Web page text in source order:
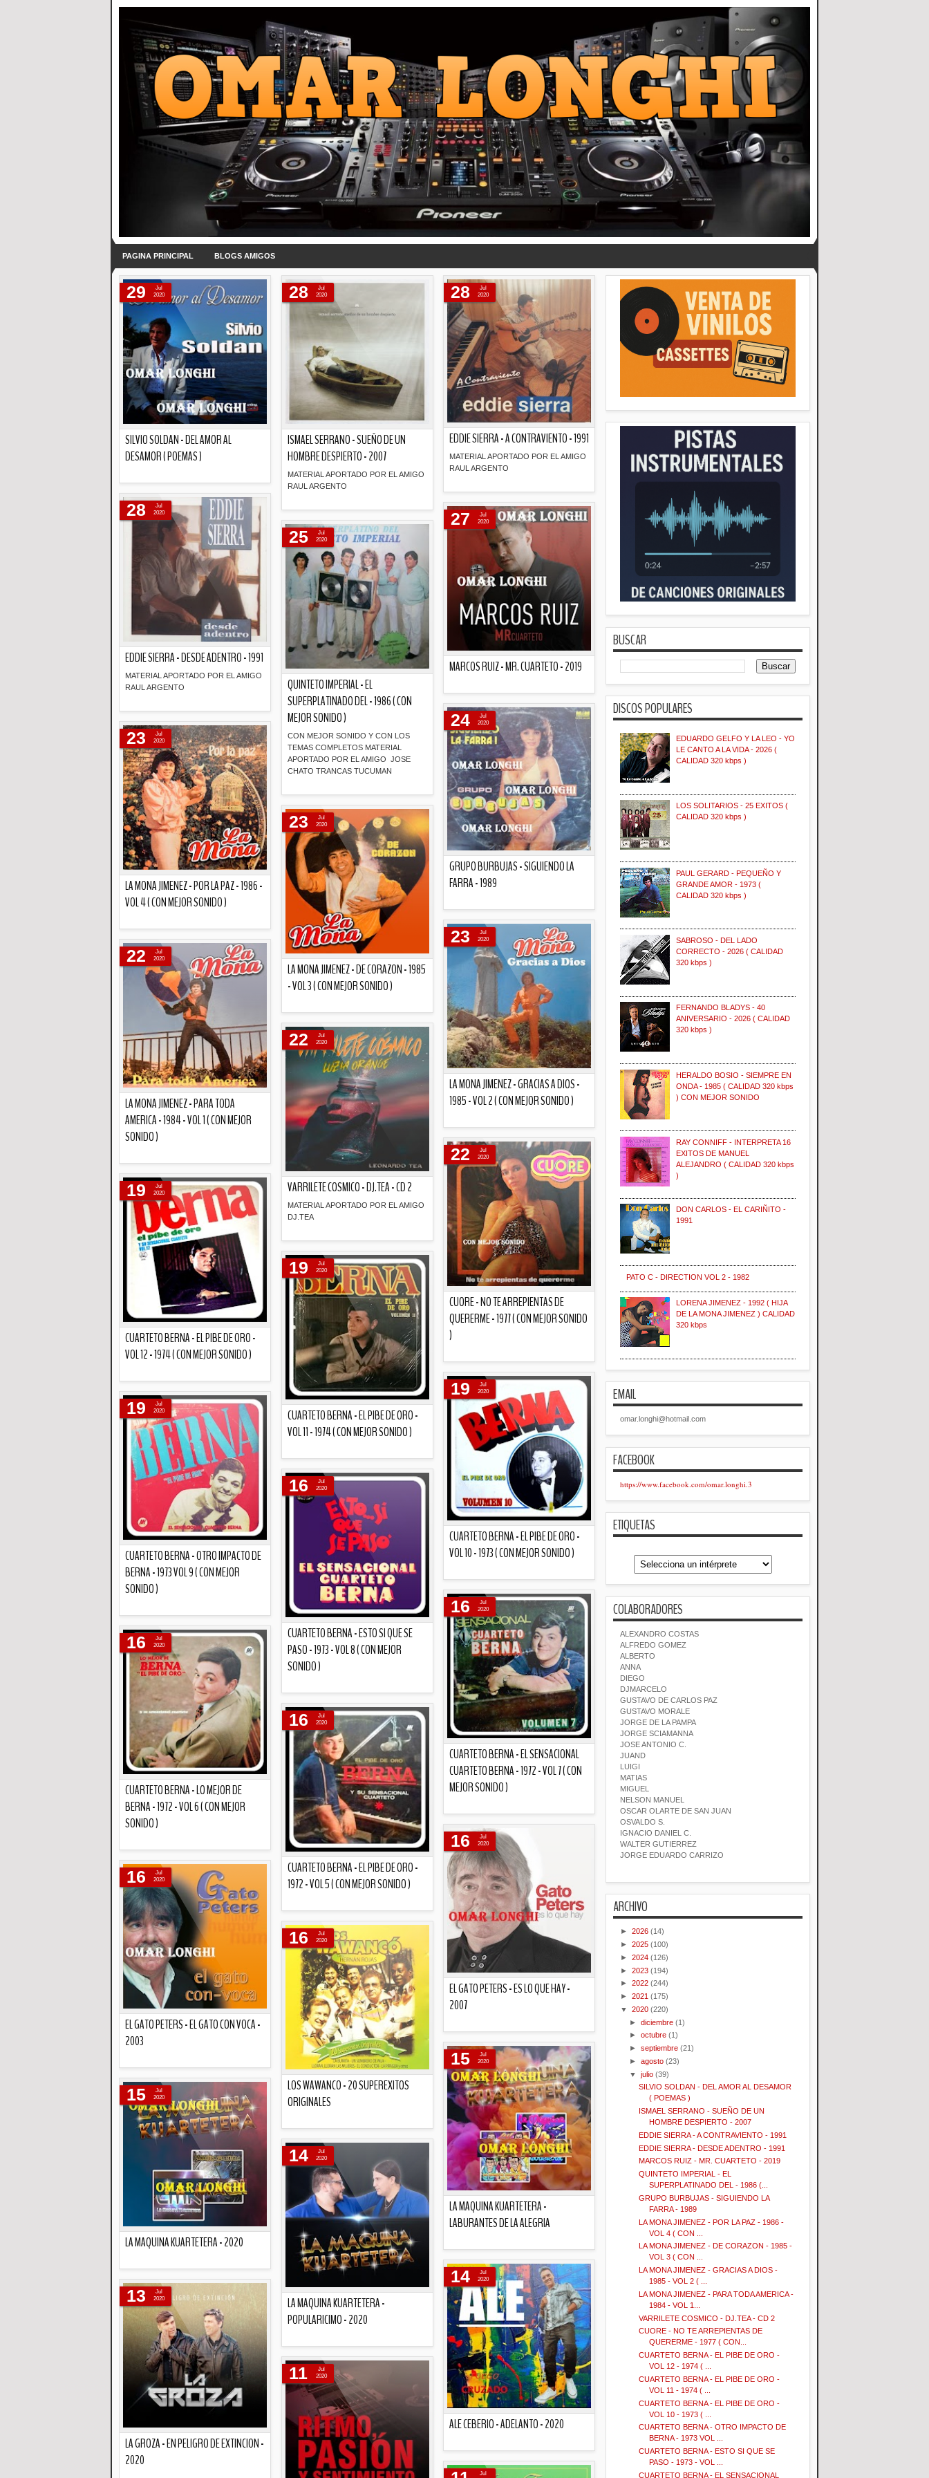
PAGINA PRINCIPAL BLOGS AMIGOS
SILVIO SOLDAN - DEL AMOR AL
DESAMOR ( POEMAS )
29
Jul
2020
ISMAEL SERRANO - SUEÑO DE UN
HOMBRE DESPIERTO - 2007
MATERIAL APORTADO POR EL AMIGO
RAUL ARGENTO
28
Jul
2020
EDDIE SIERRA - A CONTRAVIENTO - 1991
MATERIAL APORTADO POR EL AMIGO
RAUL ARGENTO
28
Jul
2020
EDDIE SIERRA - DESDE ADENTRO - 1991
MATERIAL APORTADO POR EL AMIGO
RAUL ARGENTO
28
Jul
2020
MARCOS RUIZ - MR. CUARTETO - 2019
27
Jul
2020
QUINTETO IMPERIAL - EL
SUPERPLATINADO DEL - 1986 ( CON
MEJOR SONIDO )
CON MEJOR SONIDO Y CON LOS
TEMAS COMPLETOS MATERIAL
APORTADO POR EL AMIGO JOSE
CHATO TRANCAS TUCUMAN
25
Jul
2020
GRUPO BURBUJAS - SIGUIENDO LA
FARRA - 1989
24
Jul
2020
LA MONA JIMENEZ - POR LA PAZ - 1986 -
VOL 4 ( CON MEJOR SONIDO )
23
Jul
2020
LA MONA JIMENEZ - DE CORAZON - 1985
- VOL 3 ( CON MEJOR SONIDO )
23
Jul
2020
LA MONA JIMENEZ - GRACIAS A DIOS -
1985 - VOL 2 ( CON MEJOR SONIDO )
23
Jul
2020
LA MONA JIMENEZ - PARA TODA
AMERICA - 1984 - VOL 1 ( CON MEJOR
SONIDO )
22
Jul
2020
VARRILETE COSMICO - DJ.TEA - CD 2
MATERIAL APORTADO POR EL AMIGO
DJ.TEA
22
Jul
2020
CUORE - NO TE ARREPIENTAS DE
QUERERME - 1977 ( CON MEJOR SONIDO
)
22
Jul
2020
CUARTETO BERNA - EL PIBE DE ORO -
VOL 12 - 1974 ( CON MEJOR SONIDO )
19
Jul
2020
CUARTETO BERNA - EL PIBE DE ORO -
VOL 11 - 1974 ( CON MEJOR SONIDO )
19
Jul
2020
CUARTETO BERNA - EL PIBE DE ORO -
VOL 10 - 1973 ( CON MEJOR SONIDO )
19
Jul
2020
CUARTETO BERNA - OTRO IMPACTO DE
BERNA - 1973 VOL 9 ( CON MEJOR
SONIDO )
19
Jul
2020
CUARTETO BERNA - ESTO SI QUE SE
PASO - 1973 - VOL 8 ( CON MEJOR
SONIDO )
16
Jul
2020
CUARTETO BERNA - EL SENSACIONAL
CUARTETO BERNA - 1972 - VOL 7 ( CON
MEJOR SONIDO )
16
Jul
2020
CUARTETO BERNA - LO MEJOR DE
BERNA - 1972 - VOL 6 ( CON MEJOR
SONIDO )
16
Jul
2020
CUARTETO BERNA - EL PIBE DE ORO -
1972 - VOL 5 ( CON MEJOR SONIDO )
16
Jul
2020
EL GATO PETERS - ES LO QUE HAY -
2007
16
Jul
2020
EL GATO PETERS - EL GATO CON VOCA -
2003
16
Jul
2020
LOS WAWANCO - 20 SUPEREXITOS
ORIGINALES
16
Jul
2020
LA MAQUINA KUARTETERA -
LABURANTES DE LA ALEGRIA
15
Jul
2020
LA MAQUINA KUARTETERA - 2020
15
Jul
2020
LA MAQUINA KUARTETERA -
POPULARICIMO - 2020
14
Jul
2020
ALE CEBERIO - ADELANTO - 2020
14
Jul
2020
LA GROZA - EN PELIGRO DE EXTINCION -
2020
13
Jul
2020
11
Jul
2020
Jul
BUSCAR
DISCOS POPULARES
EDUARDO GELFO Y LA LEO - YO
LE CANTO A LA VIDA - 2026 (
CALIDAD 320 kbps )
LOS SOLITARIOS - 25 EXITOS (
CALIDAD 320 kbps )
PAUL GERARD - PEQUEÑO Y
GRANDE AMOR - 1973 (
CALIDAD 320 kbps )
SABROSO - DEL LADO
CORRECTO - 2026 ( CALIDAD
320 kbps )
FERNANDO BLADYS - 40
ANIVERSARIO - 2026 ( CALIDAD
320 kbps )
HERALDO BOSIO - SIEMPRE EN
ONDA - 1985 ( CALIDAD 320 kbps
) CON MEJOR SONIDO
RAY CONNIFF - INTERPRETA 16
EXITOS DE MANUEL
ALEJANDRO ( CALIDAD 320 kbps
)
DON CARLOS - EL CARIÑITO -
1991
PATO C - DIRECTION VOL 2 - 1982
LORENA JIMENEZ - 1992 ( HIJA
DE LA MONA JIMENEZ ) CALIDAD
320 kbps
EMAIL
omar.longhi@hotmail.com
FACEBOOK
https://www.facebook.com/omar.longhi.3
ETIQUETAS
COLABORADORES
ALEXANDRO COSTAS
ALFREDO GOMEZ
ALBERTO
ANNA
DIEGO
DJMARCELO
GUSTAVO DE CARLOS PAZ
GUSTAVO MORALE
JORGE DE LA PAMPA
JORGE SCIAMANNA
JOSE ANTONIO C.
JUAND
LUIGI
MATIAS
MIGUEL
NELSON MANUEL
OSCAR OLARTE DE SAN JUAN
OSVALDO S.
IGNACIO DANIEL C.
WALTER GUTIERREZ
JORGE EDUARDO CARRIZO
ARCHIVO
► 2026 (14)
► 2025 (100)
► 2024 (126)
► 2023 (194)
► 2022 (244)
► 2021 (175)
▼ 2020 (220)
►diciembre (1)
►octubre (1)
►septiembre (21)
►agosto (23)
▼julio (39)
SILVIO SOLDAN - DEL AMOR AL DESAMOR
( POEMAS )
ISMAEL SERRANO - SUEÑO DE UN
HOMBRE DESPIERTO - 2007
EDDIE SIERRA - A CONTRAVIENTO - 1991
EDDIE SIERRA - DESDE ADENTRO - 1991
MARCOS RUIZ - MR. CUARTETO - 2019
QUINTETO IMPERIAL - EL
SUPERPLATINADO DEL - 1986 (...
GRUPO BURBUJAS - SIGUIENDO LA
FARRA - 1989
LA MONA JIMENEZ - POR LA PAZ - 1986 -
VOL 4 ( CON ...
LA MONA JIMENEZ - DE CORAZON - 1985 -
VOL 3 ( CON ...
LA MONA JIMENEZ - GRACIAS A DIOS -
1985 - VOL 2 ( ...
LA MONA JIMENEZ - PARA TODA AMERICA -
1984 - VOL 1...
VARRILETE COSMICO - DJ.TEA - CD 2
CUORE - NO TE ARREPIENTAS DE
QUERERME - 1977 ( CON...
CUARTETO BERNA - EL PIBE DE ORO -
VOL 12 - 1974 ( ...
CUARTETO BERNA - EL PIBE DE ORO -
VOL 11 - 1974 ( ...
CUARTETO BERNA - EL PIBE DE ORO -
VOL 10 - 1973 ( ...
CUARTETO BERNA - OTRO IMPACTO DE
BERNA - 1973 VOL ...
CUARTETO BERNA - ESTO SI QUE SE
PASO - 1973 - VOL ...
CUARTETO BERNA - EL SENSACIONAL